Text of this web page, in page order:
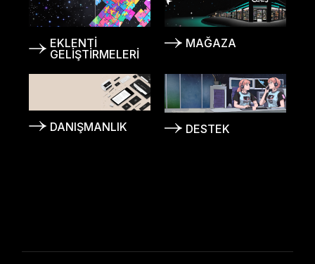
EKLENTI
GELIŞTIRMELERI
MAĞAZA
DANIŞMANLIK DESTEK